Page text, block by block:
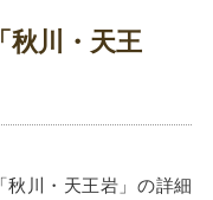
秋川・天王
川・天王岩」の詳細